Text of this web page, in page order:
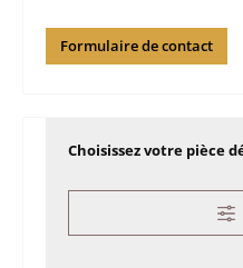
Formulaire de contact
Choisissez votre pièce